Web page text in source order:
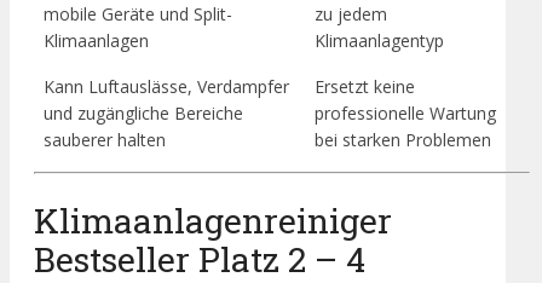
mobile Geräte und Split-
Klimaanlagen
zu jedem
Klimaanlagentyp
Kann Luftauslässe, Verdampfer
und zugängliche Bereiche
sauberer halten
Ersetzt keine
professionelle Wartung
bei starken Problemen
Klimaanlagenreiniger
Bestseller Platz 2 – 4